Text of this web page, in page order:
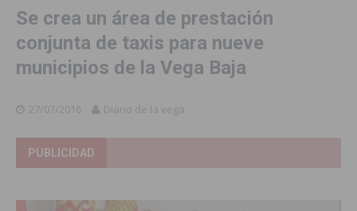
Se crea un área de prestación
conjunta de taxis para nueve
municipios de la Vega Baja
27/07/2016 Diario de la vega
PUBLICIDAD